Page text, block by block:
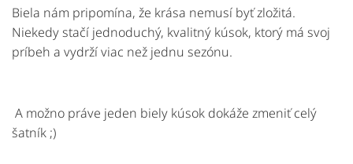
Biela nám pripomína, že krása nemusí byťzložitá.
Niekedystačí jednoduchý, kvalitný kúsok, ktorý má svoj
príbeh a vydržíviac než jednu sezónu.
A možno práve jeden biely kúsok dokáže zmeniťcelý
šatník ;)